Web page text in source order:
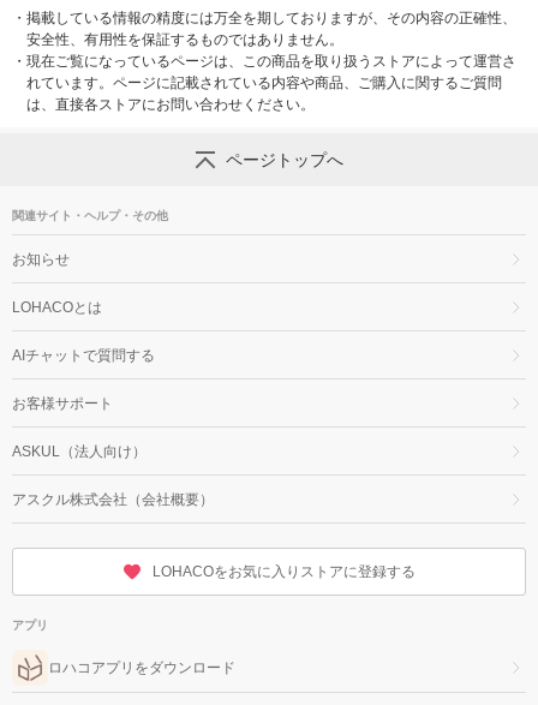
・ 掲載している情報の精度には万全を期しておりますが、その内容の正確性、
安全性、有用性を保証するものではありません。
・ 現在ご覧になっているページは、この商品を取り扱うストアによって運営さ
れています。ページに記載されている内容や商品、ご購入に関するご質問
は、直接各ストアにお問い合わせください。
ページトップへ
関連サイト・ヘルプ・その他
お知らせ
LOHACOとは
AIチャットで質問する
お客様サポート
ASKUL（法人向け）
アスクル株式会社（会社概要）
LOHACOをお気に入りストアに登録する
アプリ
ロハコアプリをダウンロード